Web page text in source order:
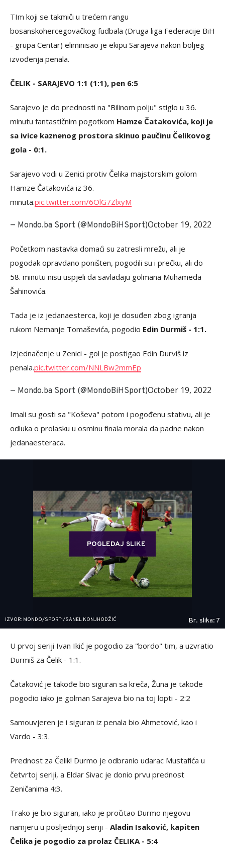
TIm koji se takmiči u trećem rangu
bosanskohercegovačkog fudbala (Druga liga Federacije BiH
- grupa Centar) eliminisao je ekipu Sarajeva nakon boljeg
izvođenja penala.
ČELIK - SARAJEVO 1:1 (1:1), pen 6:5
Sarajevo je do prednosti na "Bilinom polju" stiglo u 36.
minutu fantastičnim pogotkom Hamze Čatakovića, koji je
sa ivice kaznenog prostora skinuo paučinu Čelikovog
gola - 0:1.
Sarajevo vodi u Zenici protiv Čelika majstorskim golom
Hamze Čatakovića iz 36.
minuta.pic.twitter.com/6OlG7ZlxyM
— Mondo.ba Sport (@MondoBiHSport)October 19, 2022
Početkom nastavka domaći su zatresli mrežu, ali je
pogodak opravdano poništen, pogodili su i prečku, ali do
58. minutu nisu uspjeli da savladaju golmana Muhameda
Šahinovića.
Tada je iz jedanaesterca, koji je dosuđen zbog igranja
rukom Nemanje Tomaševića, pogodio Edin Durmiš - 1:1.
Izjednačenje u Zenici - gol je postigao Edin Durviš iz
penala.pic.twitter.com/NNLBw2mmEp
— Mondo.ba Sport (@MondoBiHSport)October 19, 2022
Imali su gosti sa "Koševa" potom i pogođenu stativu, ali je
odluka o prolasku u osminu finala morala da padne nakon
jedanaesteraca.
POGLEDAJ SLIKE
IZVOR: MONDO/SPORT1/SANEL KONJHODŽIĆ Br. slika: 7
U prvoj seriji Ivan Ikić je pogodio za "bordo" tim, a uzvratio
Durmiš za Čelik - 1:1.
Čataković je takođe bio siguran sa kreča, Žuna je takođe
pogodio iako je golman Sarajeva bio na toj lopti - 2:2
Samouvjeren je i siguran iz penala bio Ahmetović, kao i
Vardo - 3:3.
Prednost za Čelik! Durmo je odbranio udarac Mustafića u
četvrtoj seriji, a Eldar Sivac je donio prvu prednost
Zeničanima 4:3.
Trako je bio siguran, iako je pročitao Durmo njegovu
namjeru u posljednjoj seriji - Aladin Isaković, kapiten
Čelika je pogodio za prolaz ČELIKA - 5:4